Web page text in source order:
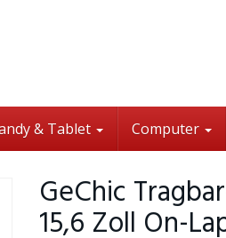
& Tablet Computer
GeChic
15,6 Zoll On-